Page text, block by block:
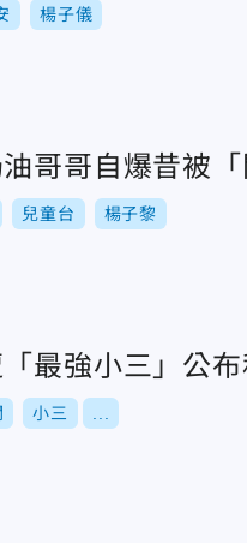
楊子儀
油哥哥自爆昔被
兒童台 楊子黎
「最強小三」公
小三